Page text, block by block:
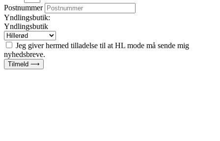
Postnummer
Yndlingsbutik:
Yndlingsbutik
Jeg giver hermed tilladelse til at HL mode må sende mig
nyhedsbreve.
Tilmeld ⟶